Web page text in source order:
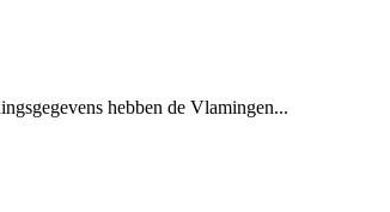
hebben de Vlamingen...